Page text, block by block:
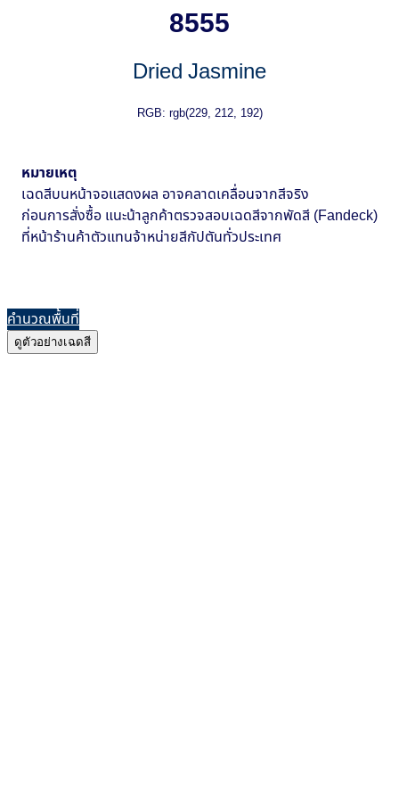
8555
Dried Jasmine
RGB: rgb(229, 212, 192)
หมายเหตุ
เฉดสีบนหน้าจอแสดงผล อาจคลาดเคลื่อนจากสีจริง
ก่อนการสั่งซื้อ แนะน้าลูกค้าตรวจสอบเฉดสีจากพัดสี (Fandeck)
ที่หน้าร้านค้าตัวแทนจ้าหน่ายสีกัปตันทั่วประเทศ
คำนวณพื้นที่
ดูตัวอย่างเฉดสี